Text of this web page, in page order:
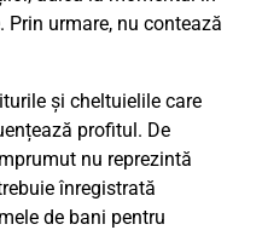
urmare, nu contează
și cheltuielile care
profitul. De
nu reprezintă
înregistrată
de bani pentru